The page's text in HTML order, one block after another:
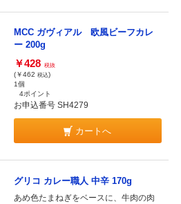
MCC ガヴィアル 欧風ビーフカレ
ー 200g
￥428 税抜
(￥462 税込)
1個
4ポイント
お申込番号 SH4279
カートへ
グリコ カレー職人 中辛 170g
あめ色たまねぎをベースに、牛肉の肉